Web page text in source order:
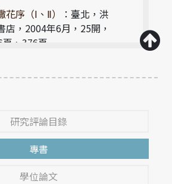
花序（Ⅰ、Ⅱ）
：臺北，洪
店，2004年6月，25開，
頁、376頁
研究評論目錄
專書
學位論文